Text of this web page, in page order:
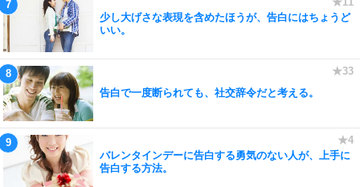
少し大げさな表現を含めたほうが、告白にはちょうど
いい。
告白で一度断られても、社交辞令だと考える。
バレンタインデーに告白する勇気のない人が、上手に
告白する方法。